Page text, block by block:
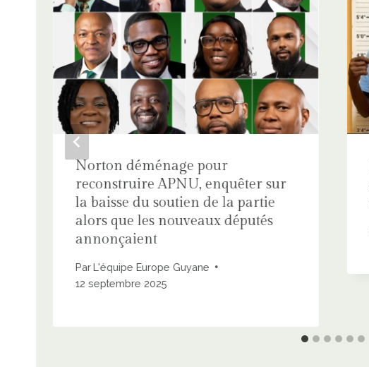
Norton déménage pour
reconstruire APNU, enquêter sur
la baisse du soutien de la partie
alors que les nouveaux députés
annonçaient
ParL'équipe Europe Guyane
12 septembre 2025